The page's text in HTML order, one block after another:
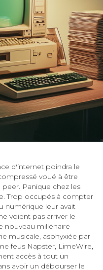
d'internet poindra le
voué à être
Panique chez les
Trop occupés à compter
numérique leur avait
voient pas arriver le
nouveau millénaire
musicale, asphyxiée par
feus Napster, LimeWire,
accès à tout un
avoir un débourser le